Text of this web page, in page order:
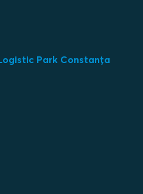
Park Constanța